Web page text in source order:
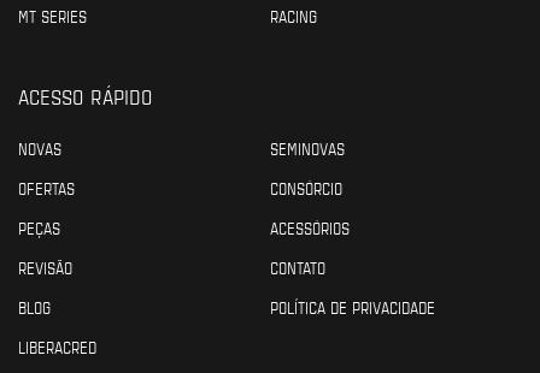
MT SERIES
RACING
ACESSO RÁPIDO
NOVAS
SEMINOVAS
OFERTAS
CONSÓRCIO
PEÇAS
ACESSÓRIOS
REVISÃO
CONTATO
BLOG
POLÍTICA DE PRIVACIDADE
LIBERACRED